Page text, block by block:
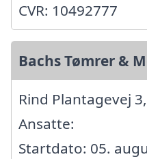
CVR: 10492777
Bachs Tømrer &
Rind Plantagevej
Ansatte:
Startdato: 05.